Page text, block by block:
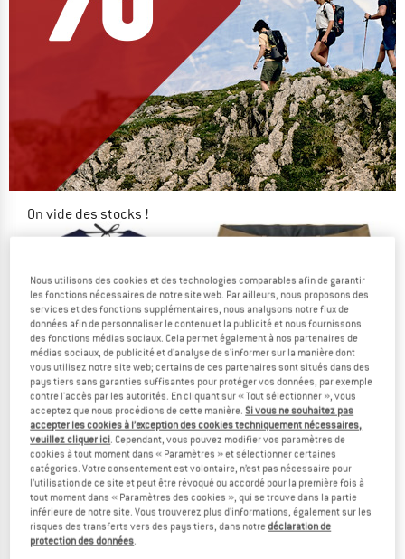
On vide des stocks !
LE DÉSTOCKAGE
MYMARINI
Women's Outfit-Onepiece
Maillot de bain
219,95 €
5,0 (1)
-42 %
PATAGONIA
Hydropeak Hybrid Walk Shorts 18''
Short
84,95 € 49,27 €
(0)
Nous utilisons des cookies et des technologies comparables afin de garantir
les fonctions nécessaires de notre site web. Par ailleurs, nous proposons des
services et des fonctions supplémentaires, nous analysons notre flux de
données afin de personnaliser le contenu et la publicité et nous fournissons
des fonctions médias sociaux. Cela permet également à nos partenaires de
médias sociaux, de publicité et d'analyse de s'informer sur la manière dont
vous utilisez notre site web; certains de ces partenaires sont situés dans des
pays tiers sans garanties suffisantes pour protéger vos données, par exemple
contre l'accès par les autorités. En cliquant sur « Tout sélectionner », vous
acceptez que nous procédions de cette manière.Si vous ne souhaitez pas
accepter les cookies à l’exception des cookies techniquement nécessaires,
veuillez cliquer ici. Cependant, vous pouvez modifier vos paramètres de
cookies à tout moment dans « Paramètres » et sélectionner certaines
catégories. Votre consentement est volontaire, n’est pas nécessaire pour
l’utilisation de ce site et peut être révoqué ou accordé pour la première fois à
tout moment dans « Paramètres des cookies », qui se trouve dans la partie
inférieure de notre site. Vous trouverez plus d'informations, également sur les
risques des transferts vers des pays tiers, dans notredéclaration de
protection des données.